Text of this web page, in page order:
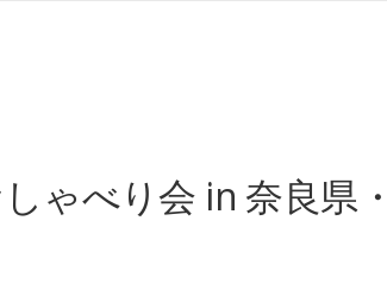
しゃべり会 in 奈良